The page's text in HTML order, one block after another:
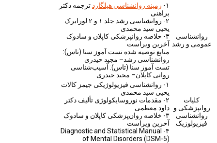
روانشناسی
عمومی و رشد
۱- زمینه روانشناسی هیلگارد ترجمه دکتر
براهنی
۲- روانشناسی رشد جلد ۱ و ۲ لورابرک
یحیی سید محمدی
۳- خلاصه روانپزشکی کاپلان و سادوک
آخرین ویراست
منابع توصیه شده تست آموز سنا (تاس):
روانشناسی رشد– مجید حیدری
تست آموز سنا (تاس): آسیب‌شناسی
روانی کاپلان– مجید حیدری
کلیات
روانپزشکی و
روانشناسی
فیزیولوژیک
۱- روانشناسی فیزیولوژیکی جیمز کالات
یحیی سید محمدی
۲- مقدمات نوروسایکولوژی تألیف دکتر
داود معظمی
۳- خلاصه روان‌پزشکی کاپلان و سادوک
آخرین ویراست
۴- Diagnostic and Statistical Manual
of Mental Disorders (DSM-5)